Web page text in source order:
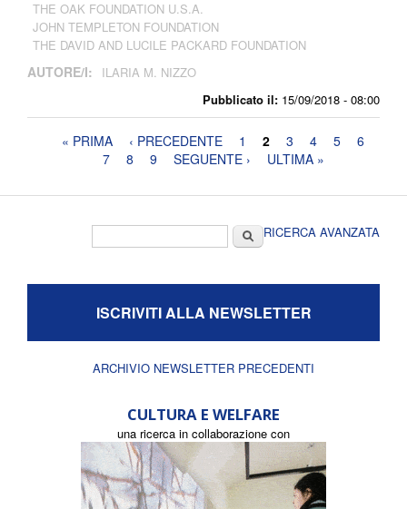
Pubblicato il: 15/09/2018 - 08:00
THE OAK FOUNDATION U.S.A.
JOHN TEMPLETON FOUNDATION
THE DAVID AND LUCILE PACKARD FOUNDATION
AUTORE/I: ILARIA M. NIZZO
Pagine« PRIMA ‹ PRECEDENTE 1 2 3 4 5
6
7
8 9 SEGUENTE › ULTIMA »
CercaRICERCA AVANZATA
ISCRIVITI ALLA NEWSLETTER
ARCHIVIO NEWSLETTER PRECEDENTI
CULTURA E WELFARE
una ricerca in collaborazione con